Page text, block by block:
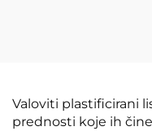
Valoviti plastificirani
prednosti koje ih